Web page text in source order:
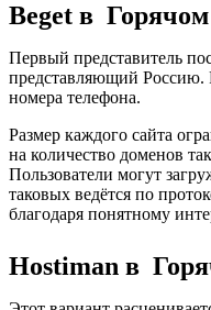
Beget в
Первый представитель
представляющий Россию.
номера телефона.
Размер каждого сайта
на количество доменов
Пользователи могут
таковых ведётся по
благодаря понятному
Hostiman в